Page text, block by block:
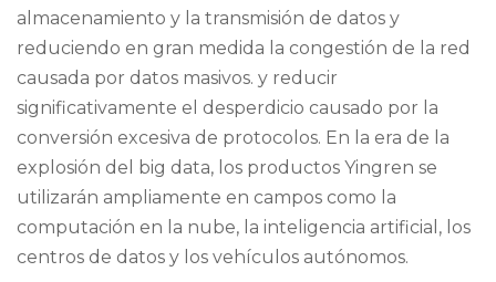
almacenamiento y la transmisión de datos y
reduciendo en gran medida la congestión de la red
causada por datos masivos. y reducir
significativamente el desperdicio causado por la
conversión excesiva de protocolos. En la era de la
explosión del big data, los productos Yingren se
utilizarán ampliamente en campos como la
computación en la nube, la inteligencia artificial, los
centros de datos y los vehículos autónomos.